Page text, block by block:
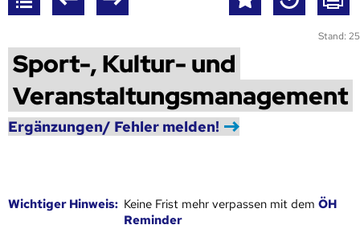
Stand:
Sport-, Kultur- und
Veranstaltungsmanagement
Ergänzungen/ Fehler melden!
Wich­ti­ger Hin­weis: Keine Frist mehr verpassen mit demÖH
Reminder